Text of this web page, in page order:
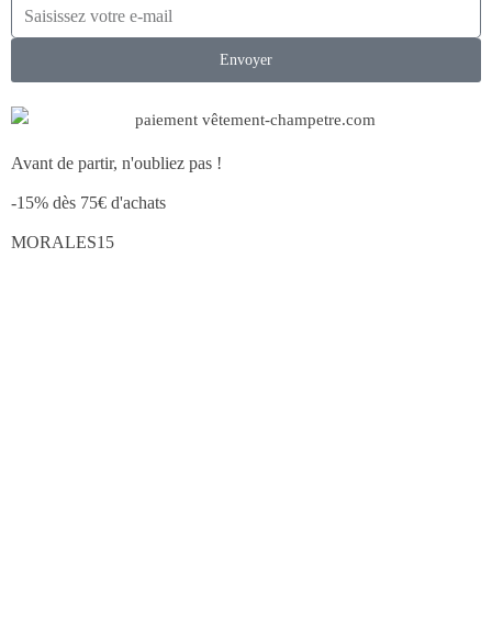
Envoyer
Avant de partir, n'oubliez pas !
-15% dès 75€ d'achats
MORALES15